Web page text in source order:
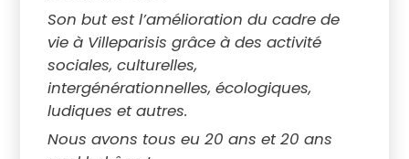
Son but est l’amélioration du cadre de
vie à Villeparisis grâce à des activité
sociales, culturelles,
intergénérationnelles, écologiques,
ludiques et autres.
Nous avons tous eu 20 ans et 20 ans